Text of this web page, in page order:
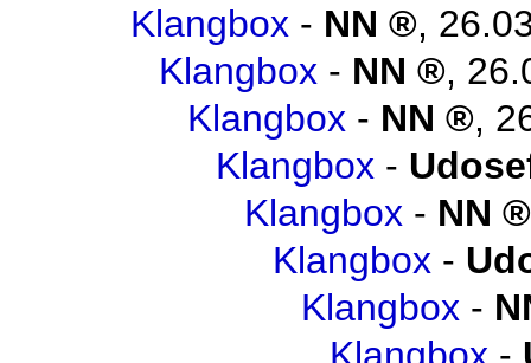
Klangbox - NN ,
Klangbox - NN ,
Klangbox - NN ,
Klangbox -
Klangbox - NN
Klangbox -
Klangbox -